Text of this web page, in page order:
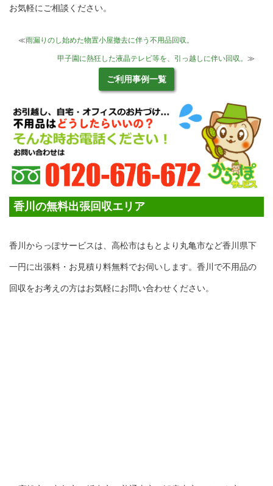
お気軽にご相談ください。
≪雨漏りのし始めた物置小屋撤去に伴う不用品回収。
甲子園に熱狂した液晶テレビ等を、引っ越しに伴い回収。 ≫
ご利用事例一覧
香川の無料出張回収エリア
香川からっぽサービスは、高松市はもとより丸亀市など香川県下
一円に出張料・お見積り料無料でお伺いします。香川で不用品の
回収をお考えの方はお気軽にお問い合わせください。